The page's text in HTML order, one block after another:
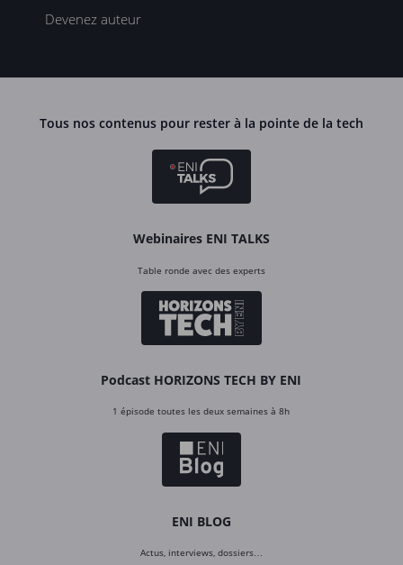
Devenez auteur
Tous nos contenus pour rester à la pointe de la tech
Webinaires ENI TALKS
Table ronde avec des experts
Podcast HORIZONS TECH BY ENI
1 épisode toutes les deux semaines à 8h
ENI BLOG
Actus, interviews, dossiers…